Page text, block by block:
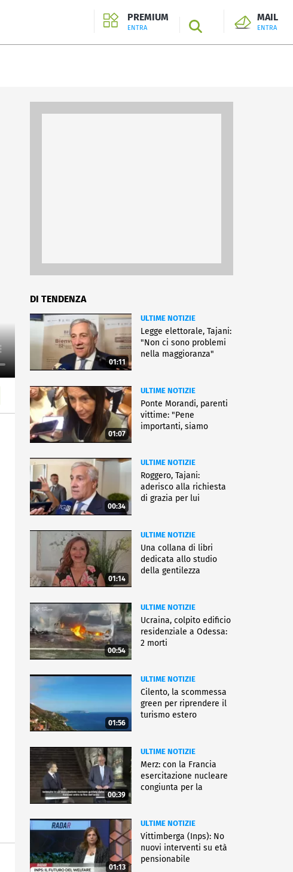
PREMIUM
ENTRA SEARCH
MAIL
ENTRA
DI TENDENZA
01:11
ULTIME NOTIZIE
Legge elettorale, Tajani:
"Non ci sono problemi
nella maggioranza"
01:07
ULTIME NOTIZIE
Ponte Morandi, parenti
vittime: "Pene
importanti, siamo
00:34
ULTIME NOTIZIE
Roggero, Tajani:
aderisco alla richiesta
di grazia per lui
01:14
ULTIME NOTIZIE
Una collana di libri
dedicata allo studio
della gentilezza
00:54
ULTIME NOTIZIE
Ucraina, colpito edificio
residenziale a Odessa:
2 morti
01:56
ULTIME NOTIZIE
Cilento, la scommessa
green per riprendere il
turismo estero
00:39
ULTIME NOTIZIE
Merz: con la Francia
esercitazione nucleare
congiunta per la
01:13
ULTIME NOTIZIE
Vittimberga (Inps): No
nuovi interventi su età
pensionabile